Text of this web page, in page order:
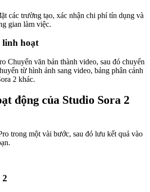
các trường tạo, xác nhận chi phí tín dụng và
gian làm việc.
linh hoạt
Chuyển văn bản thành video, sau đó chuyển
từ hình ảnh sang video, bảng phân cảnh
2 khác.
động của Studio Sora 2
trong một vài bước, sau đó lưu kết quả vào
2